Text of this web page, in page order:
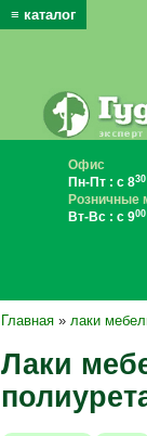
x
≡ каталог
Офис
Пн-Пт : с 830
Розничные
Вт-Вс : с 900
Главная » лаки
Лаки